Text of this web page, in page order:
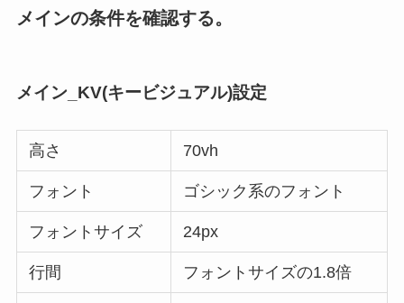
メインの条件を確認する。
メイン_KV(キービジュアル)設定
高さ 70vh
フォント ゴシック系のフォント
フォントサイズ 24px
行間 フォントサイズの1.8倍